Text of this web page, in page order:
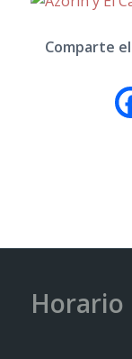
Comparte
Horario